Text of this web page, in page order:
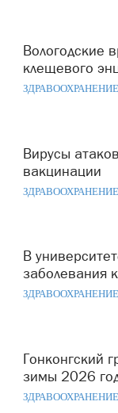
Вологодские врачи советуют начать вакцинацию от
клещевого
ЗДРАВООХРАНЕНИЕ
Вирусы атаковали Россию: спасение кроется в быстрой
вакцинации
ЗДРАВООХРАНЕНИЕ
В университете введены ограничения из-за случая
заболевания
ЗДРАВООХРАНЕНИЕ
Гонконгский грипп захватил Россию: прогнозы и риски
зимы 2026
ЗДРАВООХРАНЕНИЕ